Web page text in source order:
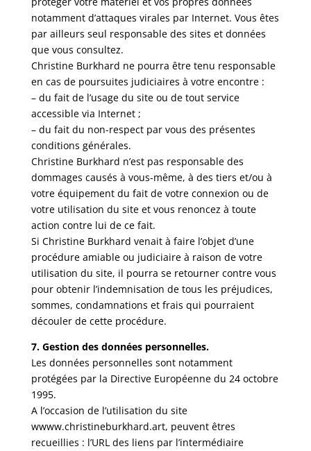
notamment d’attaques virales par Internet. Vous êtes
par ailleurs seul responsable des sites et données
que vous consultez.
Christine Burkhard ne pourra être tenu responsable
en cas de poursuites judiciaires à votre encontre :
– du fait de l’usage du site ou de tout service
accessible via Internet ;
– du fait du non-respect par vous des présentes
conditions générales.
Christine Burkhard n’est pas responsable des
dommages causés à vous-même, à des tiers et/ou à
votre équipement du fait de votre connexion ou de
votre utilisation du site et vous renoncez à toute
action contre lui de ce fait.
Si Christine Burkhard venait à faire l’objet d’une
procédure amiable ou judiciaire à raison de votre
utilisation du site, il pourra se retourner contre vous
pour obtenir l’indemnisation de tous les préjudices,
sommes, condamnations et frais qui pourraient
découler de cette procédure.
7. Gestion des données personnelles.
Les données personnelles sont notamment
protégées par la Directive Européenne du 24 octobre
1995.
A l’occasion de l’utilisation du site
wwww.christineburkhard.art, peuvent êtres
recueillies : l’URL des liens par l’intermédiaire